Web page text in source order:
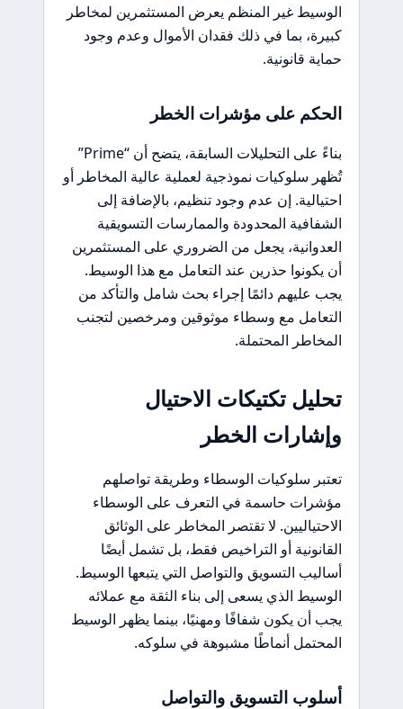
الوسيط غير المنظم يعرض المستثمرين لمخاطر
كبيرة، بما في ذلك فقدان الأموال وعدم وجود
حماية قانونية.
الحكم على مؤشرات الخطر
بناءً على التحليلات السابقة، يتضح أن “Prime”
تُظهر سلوكيات نموذجية لعملية عالية المخاطر أو
احتيالية. إن عدم وجود تنظيم، بالإضافة إلى
الشفافية المحدودة والممارسات التسويقية
العدوانية، يجعل من الضروري على المستثمرين
أن يكونوا حذرين عند التعامل مع هذا الوسيط.
يجب عليهم دائمًا إجراء بحث شامل والتأكد من
التعامل مع وسطاء موثوقين ومرخصين لتجنب
المخاطر المحتملة.
تحليل تكتيكات الاحتيال
وإشارات الخطر
تعتبر سلوكيات الوسطاء وطريقة تواصلهم
مؤشرات حاسمة في التعرف على الوسطاء
الاحتياليين. لا تقتصر المخاطر على الوثائق
القانونية أو التراخيص فقط، بل تشمل أيضًا
أساليب التسويق والتواصل التي يتبعها الوسيط.
الوسيط الذي يسعى إلى بناء الثقة مع عملائه
يجب أن يكون شفافًا ومهنيًا، بينما يظهر الوسيط
المحتمل أنماطًا مشبوهة في سلوكه.
أسلوب التسويق والتواصل